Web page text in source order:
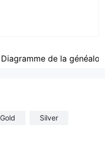
Diagramme de la
Gold Silver